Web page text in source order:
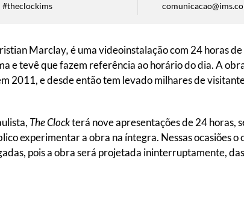
#theclockims
Marclay,é uma videoinstalação com 24 horas
e tevê que fazem referência ao horário do dia. A
2011, e desde então tem levado milhares de
The Clockterá nove apresentações de 24 horas,
experimentar a obra na íntegra. Nessas ocasiões o
pois a obra será projetada ininterruptamente,